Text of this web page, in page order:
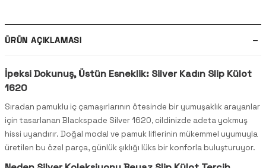
ÜRÜN AÇIKLAMASI
İpeksi Dokunuş, Üstün Esneklik: Silver Kadın Slip Külot
1620
Sıradan pamuklu iç çamaşırlarının ötesinde bir yumuşaklık arayanlar
için tasarlanan Blackspade Silver 1620, cildinizde adeta yokmuş
hissi uyandırır. Doğal modal ve pamuk liflerinin mükemmel uyumuyla
üretilen bu özel parça, günlük şıklığı lüks bir konforla buluşturuyor.